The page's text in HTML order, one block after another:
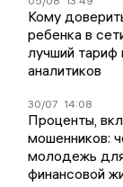
Кому
ребенка в
лучший тариф
аналитиков
30/07 14:08
Проценты,
мошенников:
молодежь
финансовой